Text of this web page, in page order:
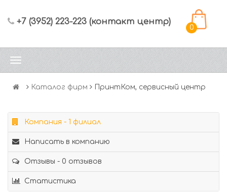
+7 (3952) 223-223 (контакт центр)
0
Каталог фирм ПринтКом, сервисный центр
Компания - 1 филиал
Написать в компанию
Отзывы - 0 отзывов
Статистика